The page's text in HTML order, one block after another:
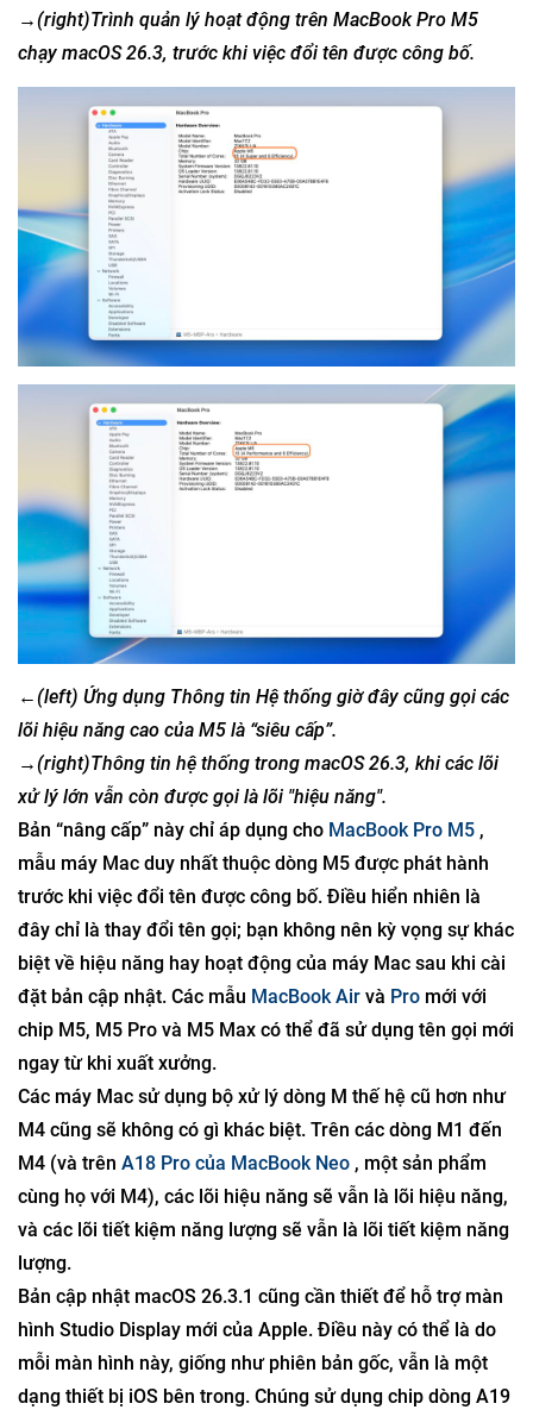
→(right)Trình quản lý hoạt động trên MacBook Pro M5
chạy macOS 26.3, trước khi việc đổi tên được công bố.
←(left) Ứng dụng Thông tin Hệ thống giờ đây cũng gọi các
lõi hiệu năng cao của M5 là “siêu cấp”.
→(right)Thông tin hệ thống trong macOS 26.3, khi các lõi
xử lý lớn vẫn còn được gọi là lõi "hiệu năng".
Bản “nâng cấp” này chỉ áp dụng cho MacBook Pro M5 ,
mẫu máy Mac duy nhất thuộc dòng M5 được phát hành
trước khi việc đổi tên được công bố. Điều hiển nhiên là
đây chỉ là thay đổi tên gọi; bạn không nên kỳ vọng sự khác
biệt về hiệu năng hay hoạt động của máy Mac sau khi cài
đặt bản cập nhật. Các mẫu MacBook Air và Pro mới với
chip M5, M5 Pro và M5 Max có thể đã sử dụng tên gọi mới
ngay từ khi xuất xưởng.
Các máy Mac sử dụng bộ xử lý dòng M thế hệ cũ hơn như
M4 cũng sẽ không có gì khác biệt. Trên các dòng M1 đến
M4 (và trên A18 Pro của MacBook Neo , một sản phẩm
cùng họ với M4), các lõi hiệu năng sẽ vẫn là lõi hiệu năng,
và các lõi tiết kiệm năng lượng sẽ vẫn là lõi tiết kiệm năng
lượng.
Bản cập nhật macOS 26.3.1 cũng cần thiết để hỗ trợ màn
hình Studio Display mới của Apple. Điều này có thể là do
mỗi màn hình này, giống như phiên bản gốc, vẫn là một
dạng thiết bị iOS bên trong. Chúng sử dụng chip dòng A19